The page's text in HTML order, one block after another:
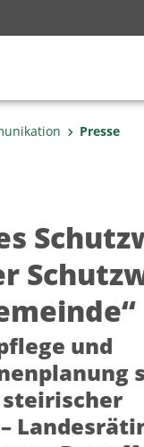
Presse
und